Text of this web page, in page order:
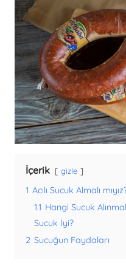
İçerik gizle
1 Acılı Sucuk Almalı
1.1 Hangi Sucuk
Sucuk İyi?
2 Sucuğun Faydaları